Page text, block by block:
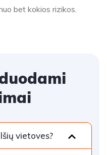
bet kokios rizikos.
vietoves?